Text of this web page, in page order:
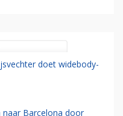
doet widebody-
naar Barcelona door